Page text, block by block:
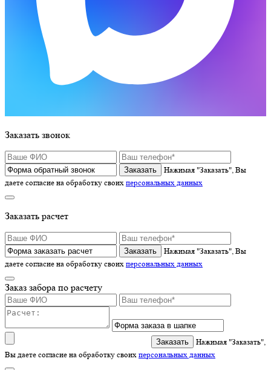
Заказать звонок
Нажимая "Заказать", Вы
даете согласие на обработку своих персональных данных
Заказать расчет
Нажимая "Заказать", Вы
даете согласие на обработку своих персональных данных
Заказ забора по расчету
Нажимая "Заказать",
Вы даете согласие на обработку своих персональных данных